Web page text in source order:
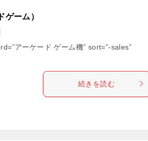
ゲーム）
アーケード ゲーム機” sort=”-sales”
続きを読む